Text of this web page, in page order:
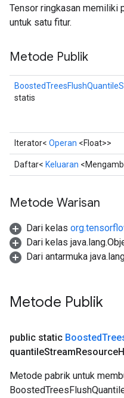
Tensor ringkasan memiliki
untuk satu fitur.
Metode Publik
statis
Iterator< Operan <Float>>
Daftar< Keluaran
Metode Warisan
Dari kelas
Dari kelas
Dari antarmuka
Metode Publik
public static Boosted
quantileStreamResource
Metode pabrik untuk